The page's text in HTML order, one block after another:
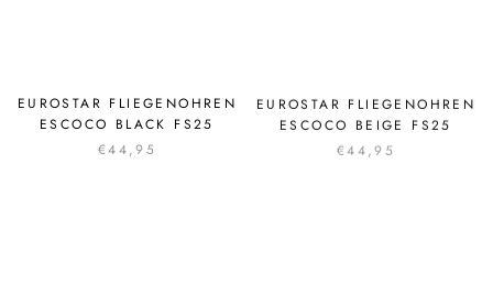
EUROSTAR FLIEGENOHREN
ESCOCO BLACK FS25
€44,95
EUROSTAR FLIEGENOHREN
ESCOCO BEIGE FS25
€44,95